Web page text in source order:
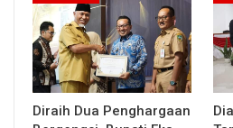
Diraih Dua Penghargaan